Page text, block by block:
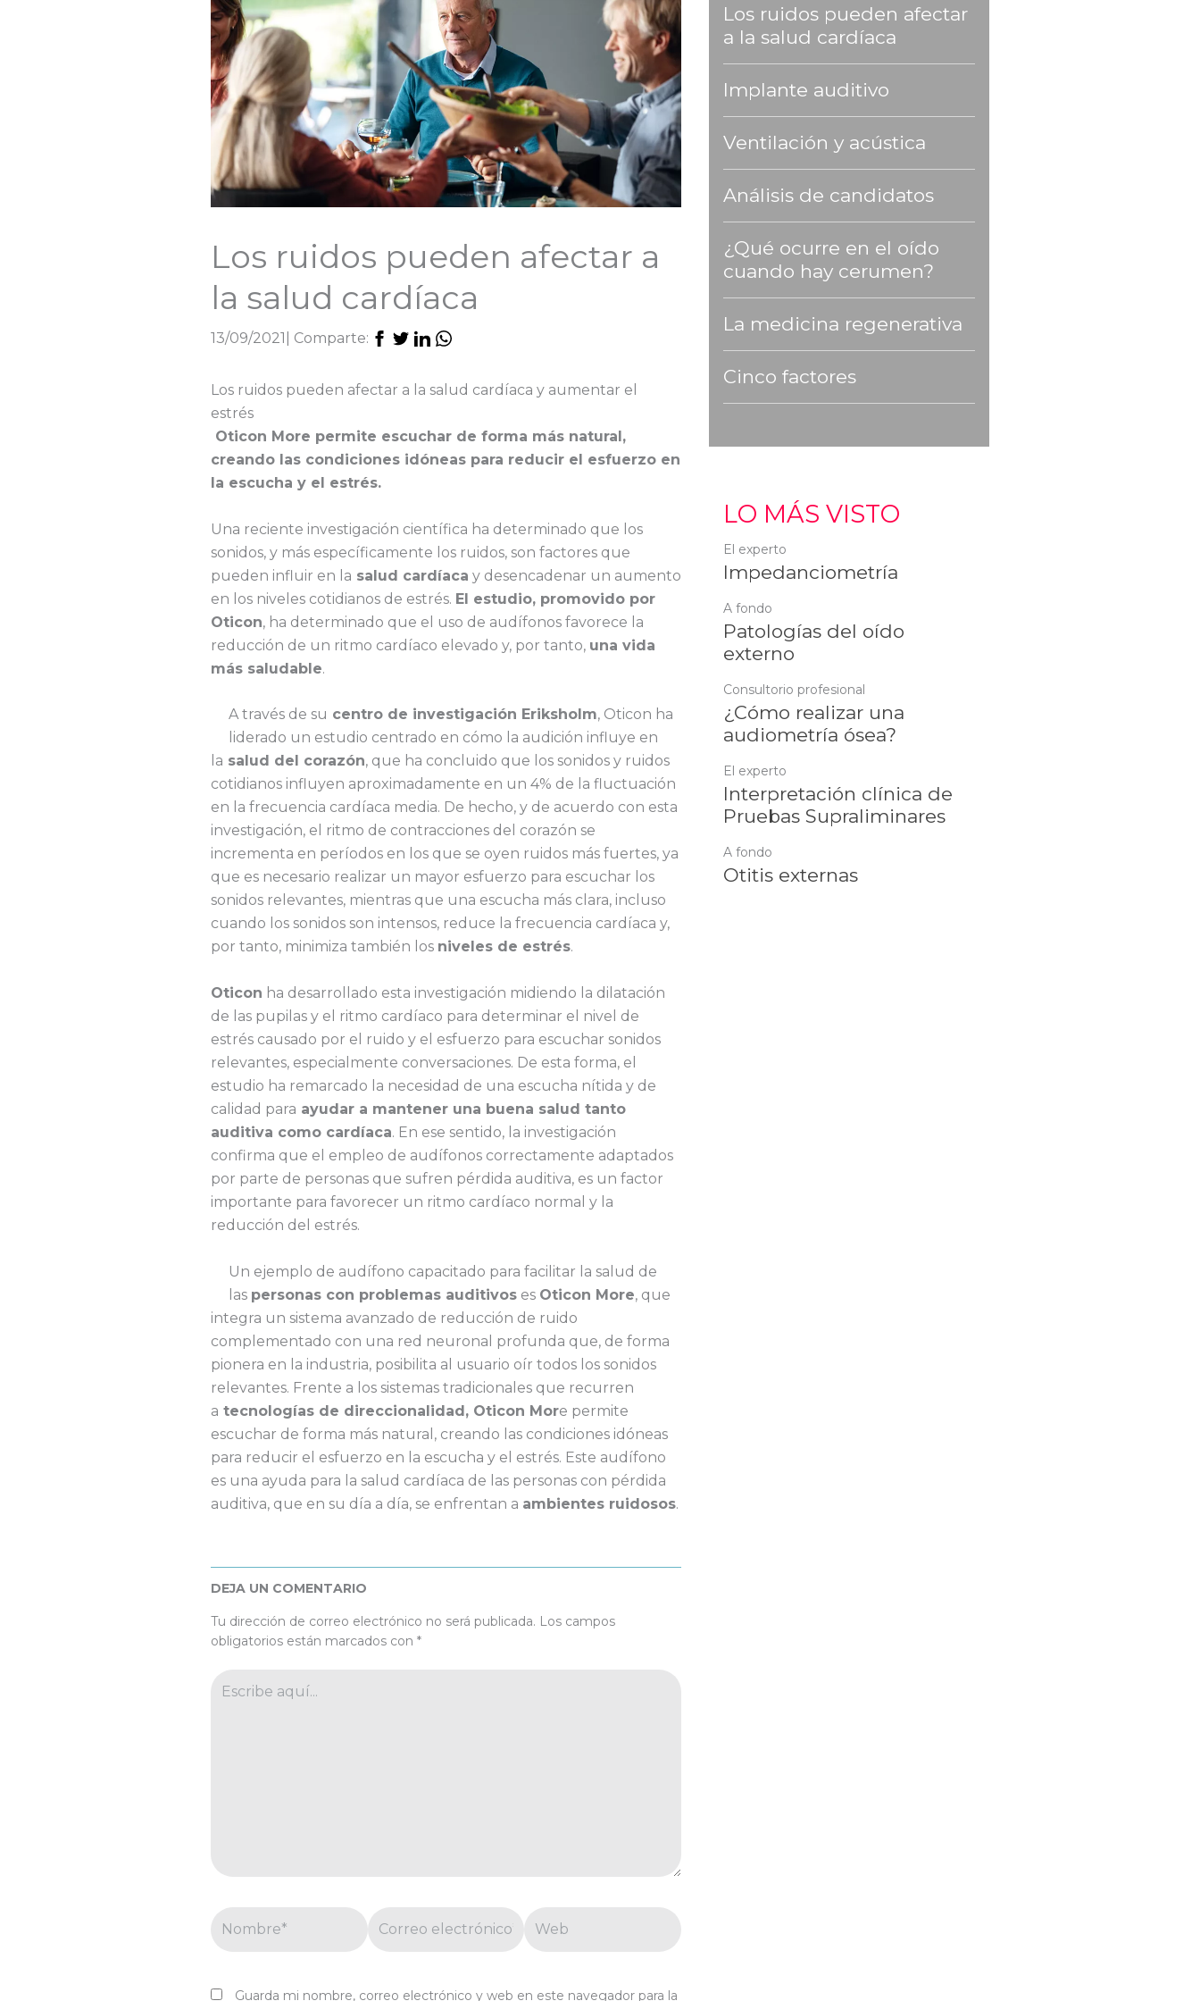
Los ruidos pueden afectar a
la salud cardíaca
13/09/2021 | Comparte:
Los ruidos pueden afectar a la salud cardíaca y aumentar el
estrés
Oticon More permite escuchar de forma más natural,
creando las condiciones idóneas para reducir el esfuerzo en
la escucha y el estrés.
Una reciente investigación científica ha determinado que los
sonidos, y más específicamente los ruidos, son factores que
pueden influir en la salud cardíaca y desencadenar un aumento
en los niveles cotidianos de estrés. El estudio, promovido por
Oticon, ha determinado que el uso de audífonos favorece la
reducción de un ritmo cardíaco elevado y, por tanto, una vida
más saludable.
A través de su centro de investigación Eriksholm, Oticon ha
liderado un estudio centrado en cómo la audición influye en
la salud del corazón, que ha concluido que los sonidos y ruidos
cotidianos influyen aproximadamente en un 4% de la fluctuación
en la frecuencia cardíaca media. De hecho, y de acuerdo con esta
investigación, el ritmo de contracciones del corazón se
incrementa en períodos en los que se oyen ruidos más fuertes, ya
que es necesario realizar un mayor esfuerzo para escuchar los
sonidos relevantes, mientras que una escucha más clara, incluso
cuando los sonidos son intensos, reduce la frecuencia cardíaca y,
por tanto, minimiza también los niveles de estrés.
Oticon ha desarrollado esta investigación midiendo la dilatación
de las pupilas y el ritmo cardíaco para determinar el nivel de
estrés causado por el ruido y el esfuerzo para escuchar sonidos
relevantes, especialmente conversaciones. De esta forma, el
estudio ha remarcado la necesidad de una escucha nítida y de
calidad para ayudar a mantener una buena salud tanto
auditiva como cardíaca. En ese sentido, la investigación
confirma que el empleo de audífonos correctamente adaptados
por parte de personas que sufren pérdida auditiva, es un factor
importante para favorecer un ritmo cardíaco normal y la
reducción del estrés.
Un ejemplo de audífono capacitado para facilitar la salud de
las personas con problemas auditivos es Oticon More, que
integra un sistema avanzado de reducción de ruido
complementado con una red neuronal profunda que, de forma
pionera en la industria, posibilita al usuario oír todos los sonidos
relevantes. Frente a los sistemas tradicionales que recurren
a tecnologías de direccionalidad, Oticon More permite
escuchar de forma más natural, creando las condiciones idóneas
para reducir el esfuerzo en la escucha y el estrés. Este audífono
es una ayuda para la salud cardíaca de las personas con pérdida
auditiva, que en su día a día, se enfrentan a ambientes ruidosos.
DEJA UN COMENTARIO
Tu dirección de correo electrónico no será publicada. Los campos
obligatorios están marcados con *
Guarda mi nombre, correo electrónico y web en este navegador para la
Los ruidos pueden afectar
a la salud cardíaca
Implante auditivo
Ventilación y acústica
Análisis de candidatos
¿Qué ocurre en el oído
cuando hay cerumen?
La medicina regenerativa
Cinco factores
LO MÁS VISTO
El experto
Impedanciometría
A fondo
Patologías del oído
externo
Consultorio profesional
¿Cómo realizar una
audiometría ósea?
El experto
Interpretación clínica de
Pruebas Supraliminares
A fondo
Otitis externas